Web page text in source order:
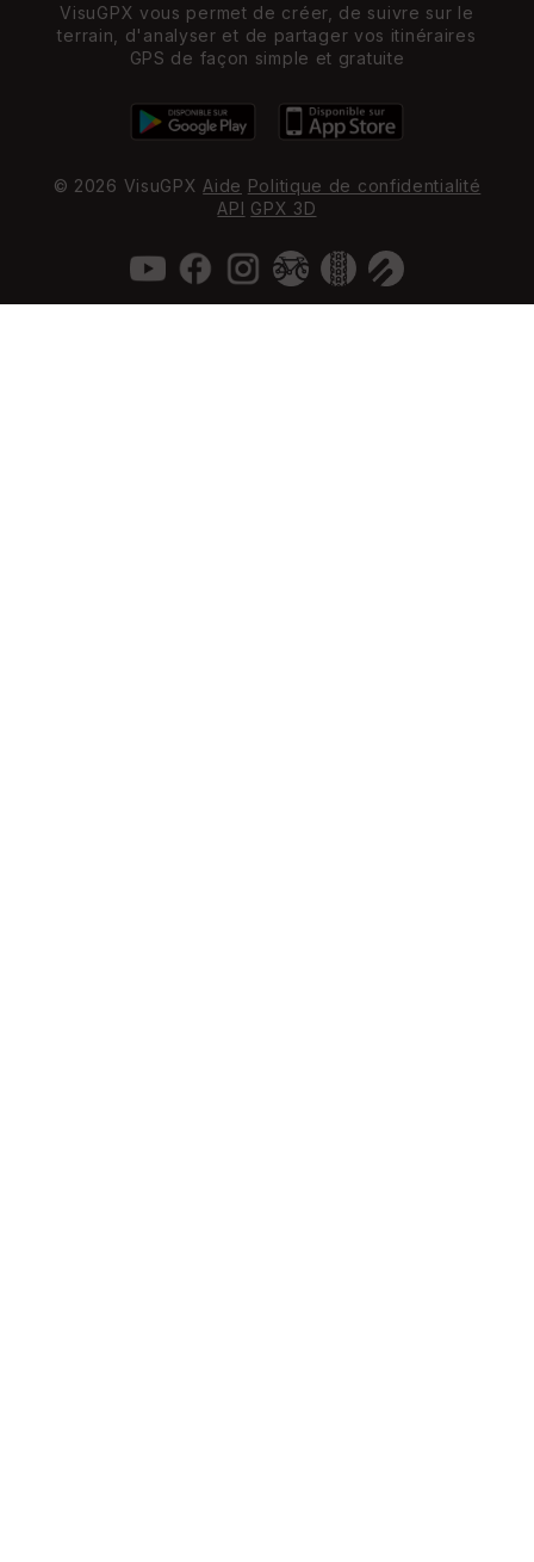
VisuGPX vous permet de créer, de suivre sur le
terrain, d'analyser et de partager vos itinéraires
GPS de façon simple et gratuite
© 2026 VisuGPX Aide Politique de confidentialité
API GPX 3D